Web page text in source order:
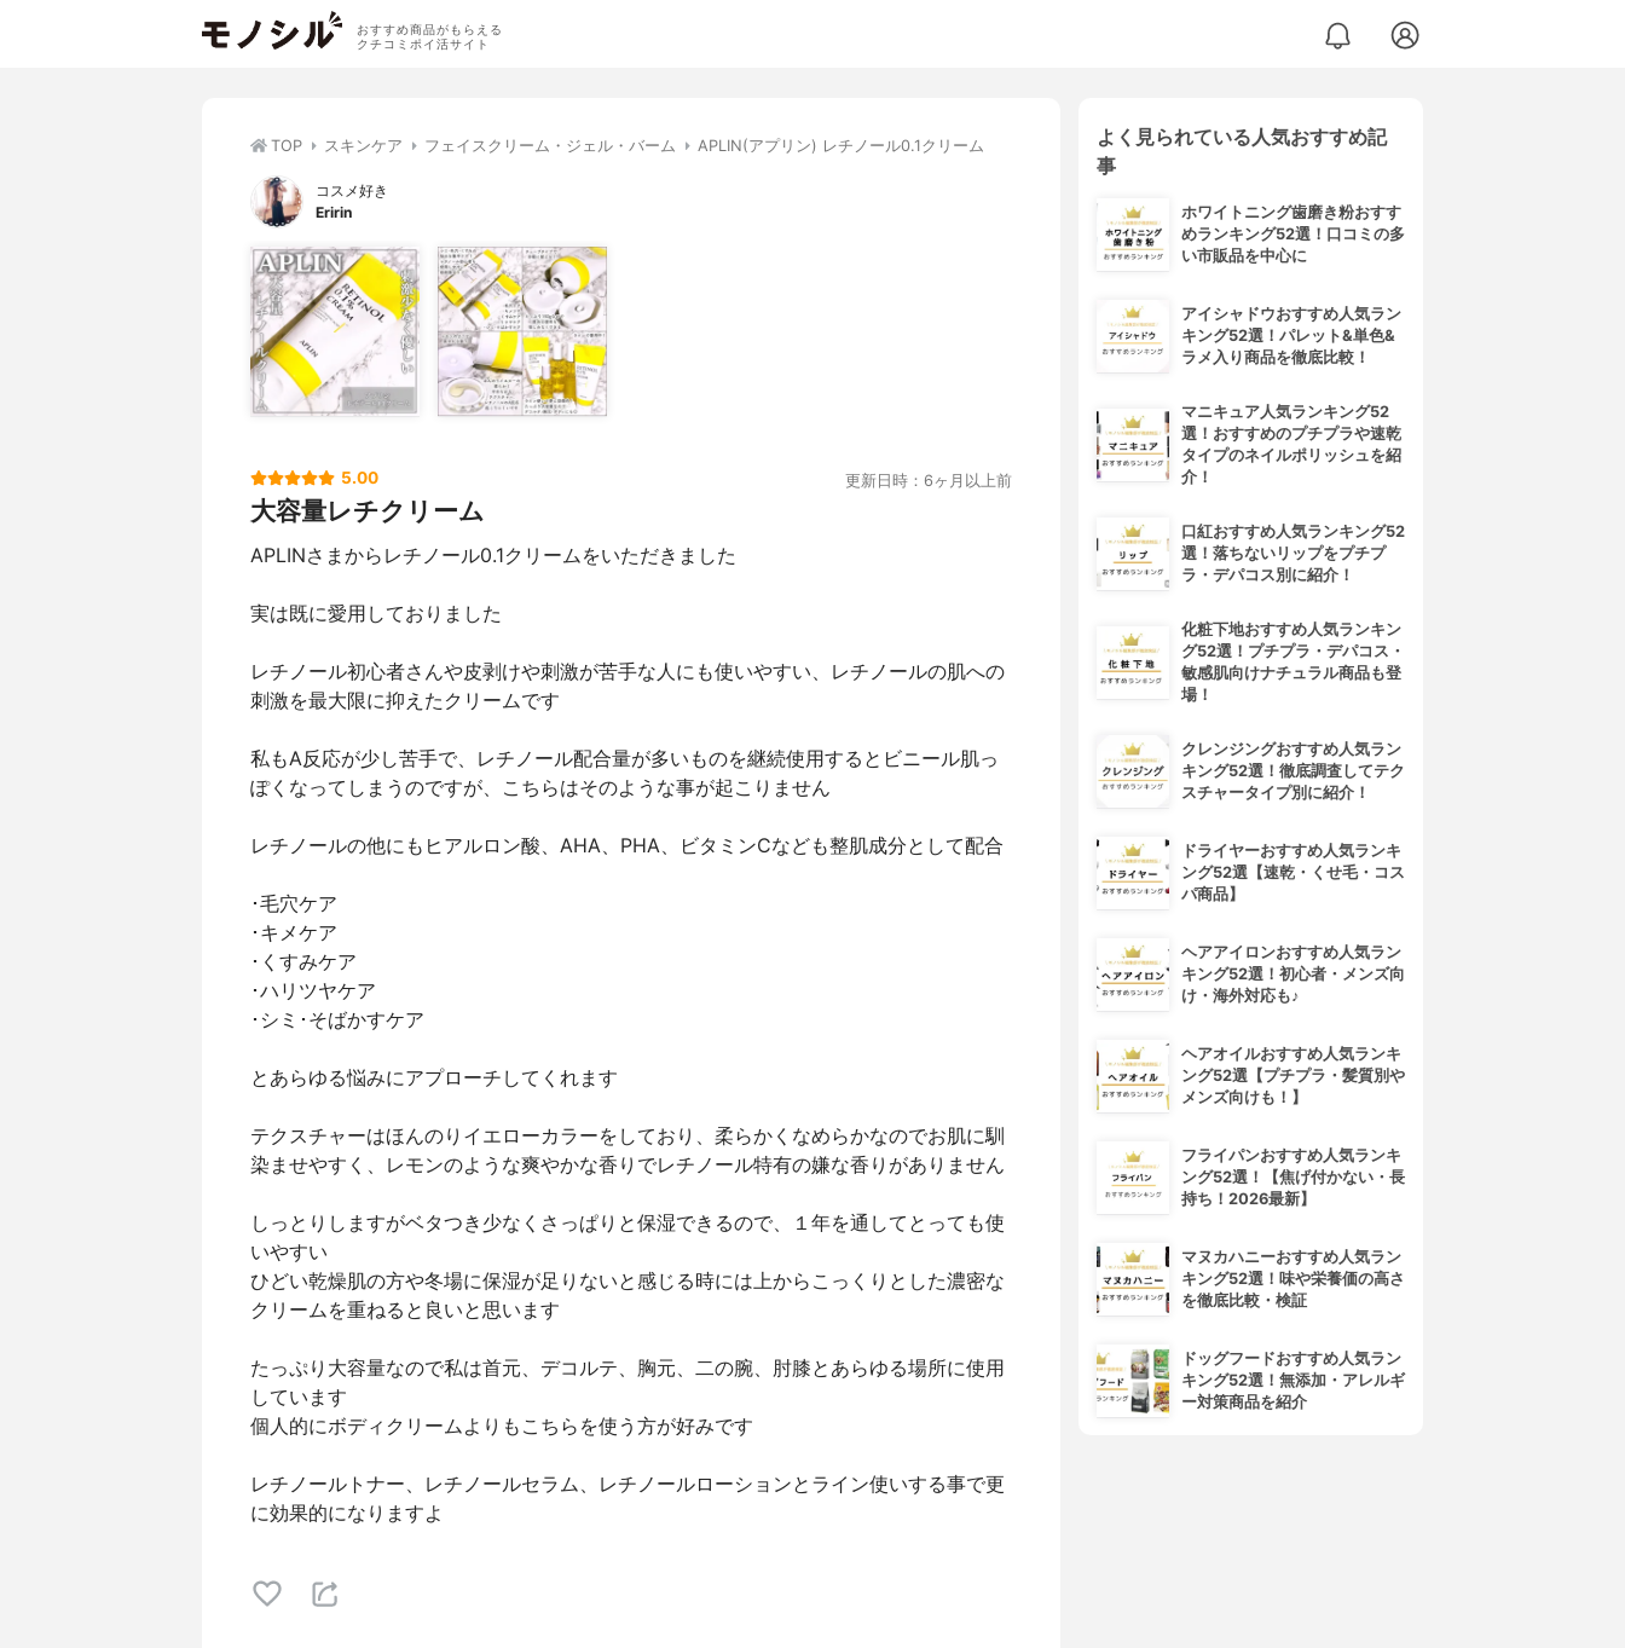
おすすめ商品がもらえる
クチコミポイ活サイト
TOP スキンケア フェイスクリーム・ジェル・バーム APLIN(アプリン) レチノール0.1クリーム
コスメ好き
Eririn
5.00 更新日時：6ヶ月以上前
大容量レチクリーム
APLINさまからレチノール0.1クリームをいただきました
実は既に愛用しておりました
レチノール初心者さんや皮剥けや刺激が苦手な人にも使いやすい、レチノールの肌への
刺激を最大限に抑えたクリームです
私もA反応が少し苦手で、レチノール配合量が多いものを継続使用するとビニール肌っ
ぽくなってしまうのですが、こちらはそのような事が起こりません
レチノールの他にもヒアルロン酸、AHA、PHA、ビタミンCなども整肌成分として配合
･毛穴ケア
･キメケア
･くすみケア
･ハリツヤケア
･シミ･そばかすケア
とあらゆる悩みにアプローチしてくれます
テクスチャーはほんのりイエローカラーをしており、柔らかくなめらかなのでお肌に馴
染ませやすく、レモンのような爽やかな香りでレチノール特有の嫌な香りがありません
しっとりしますがベタつき少なくさっぱりと保湿できるので、１年を通してとっても使
いやすい
ひどい乾燥肌の方や冬場に保湿が足りないと感じる時には上からこっくりとした濃密な
クリームを重ねると良いと思います
たっぷり大容量なので私は首元、デコルテ、胸元、二の腕、肘膝とあらゆる場所に使用
しています
個人的にボディクリームよりもこちらを使う方が好みです
レチノールトナー、レチノールセラム、レチノールローションとライン使いする事で更
に効果的になりますよ
よく見られている人気おすすめ記
事
ホワイトニング歯磨き粉おすす
めランキング52選！口コミの多
い市販品を中心に
アイシャドウおすすめ人気ラン
キング52選！パレット&単色&
ラメ入り商品を徹底比較！
マニキュア人気ランキング52
選！おすすめのプチプラや速乾
タイプのネイルポリッシュを紹
介！
口紅おすすめ人気ランキング52
選！落ちないリップをプチプ
ラ・デパコス別に紹介！
化粧下地おすすめ人気ランキン
グ52選！プチプラ・デパコス・
敏感肌向けナチュラル商品も登
場！
クレンジングおすすめ人気ラン
キング52選！徹底調査してテク
スチャータイプ別に紹介！
ドライヤーおすすめ人気ランキ
ング52選【速乾・くせ毛・コス
パ商品】
ヘアアイロンおすすめ人気ラン
キング52選！初心者・メンズ向
け・海外対応も♪
ヘアオイルおすすめ人気ランキ
ング52選【プチプラ・髪質別や
メンズ向けも！】
フライパンおすすめ人気ランキ
ング52選！【焦げ付かない・長
持ち！2026最新】
マヌカハニーおすすめ人気ラン
キング52選！味や栄養価の高さ
を徹底比較・検証
ドッグフードおすすめ人気ラン
キング52選！無添加・アレルギ
ー対策商品を紹介